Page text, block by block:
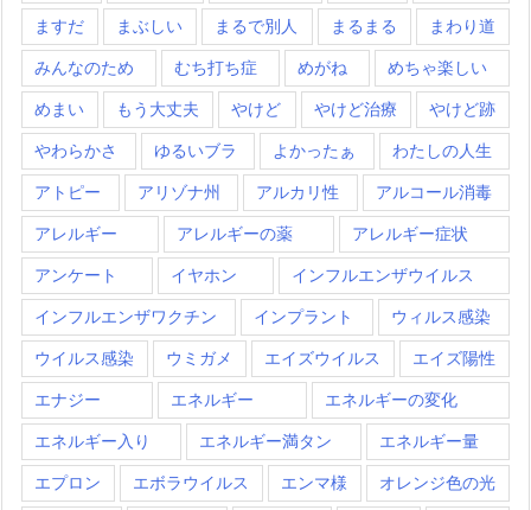
ますだ まぶしい まるで別人 まるまる まわり道
みんなのため むち打ち症 めがね めちゃ楽しい
めまい もう大丈夫 やけど やけど治療 やけど跡
やわらかさ ゆるいブラ よかったぁ わたしの人生
アトピー アリゾナ州 アルカリ性 アルコール消毒
アレルギー アレルギーの薬 アレルギー症状
アンケート イヤホン インフルエンザウイルス
インフルエンザワクチン インプラント ウィルス感染
ウイルス感染 ウミガメ エイズウイルス エイズ陽性
エナジー エネルギー エネルギーの変化
エネルギー入り エネルギー満タン エネルギー量
エプロン エボラウイルス エンマ様 オレンジ色の光